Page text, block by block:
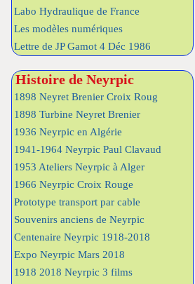
Labo Hydraulique de France
Les modèles numériques
Lettre de JP Gamot 4 Déc 1986
Histoire de Neyrpic
1898 Neyret Brenier Croix Roug
1898 Turbine Neyret Brenier
1936 Neyrpic en Algérie
1941-1964 Neyrpic Paul Clavaud
1953 Ateliers Neyrpic à Alger
1966 Neyrpic Croix Rouge
Prototype transport par cable
Souvenirs anciens de Neyrpic
Centenaire Neyrpic 1918-2018
Expo Neyrpic Mars 2018
1918 2018 Neyrpic 3 films